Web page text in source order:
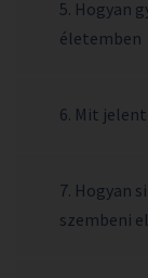
5. Hogyan
életemben
6. Mit
7. Hogyan
szembeni